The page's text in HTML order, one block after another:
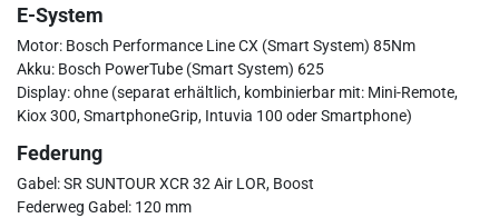
E-System
Motor: Bosch Performance Line CX (Smart System) 85Nm
Akku: Bosch PowerTube (Smart System) 625
Display: ohne (separat erhältlich, kombinierbar mit: Mini-Remote,
Kiox 300, SmartphoneGrip, Intuvia 100 oder Smartphone)
Federung
Gabel: SR SUNTOUR XCR 32 Air LOR, Boost
Federweg Gabel: 120 mm